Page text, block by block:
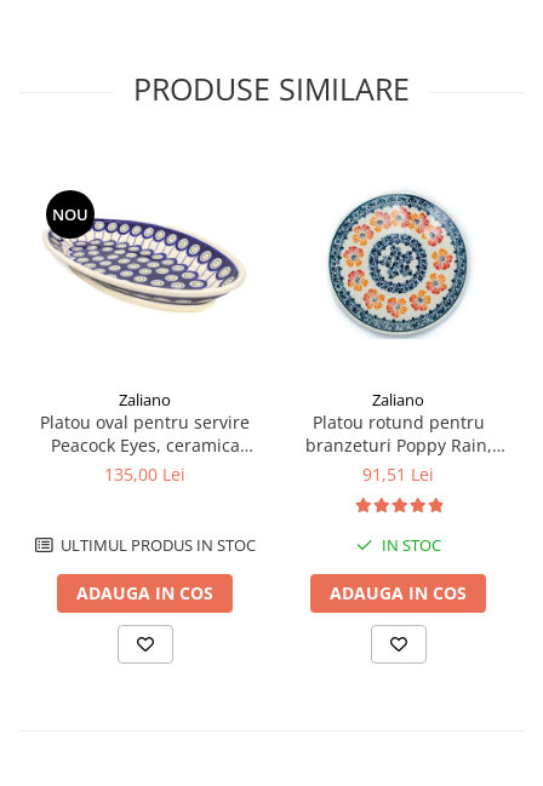
PRODUSE SIMILARE
NOU
Zaliano
Platou oval pentru servire
Peacock Eyes, ceramica
smaltuita, pictat manual,
135,00 Lei
ULTIMUL PRODUS IN STOC
ADAUGA IN COS
Zaliano
Platou rotund pentru
branzeturi Poppy Rain,
ceramica smaltuita, pictat
91,51 Lei
IN STOC
ADAUGA IN COS